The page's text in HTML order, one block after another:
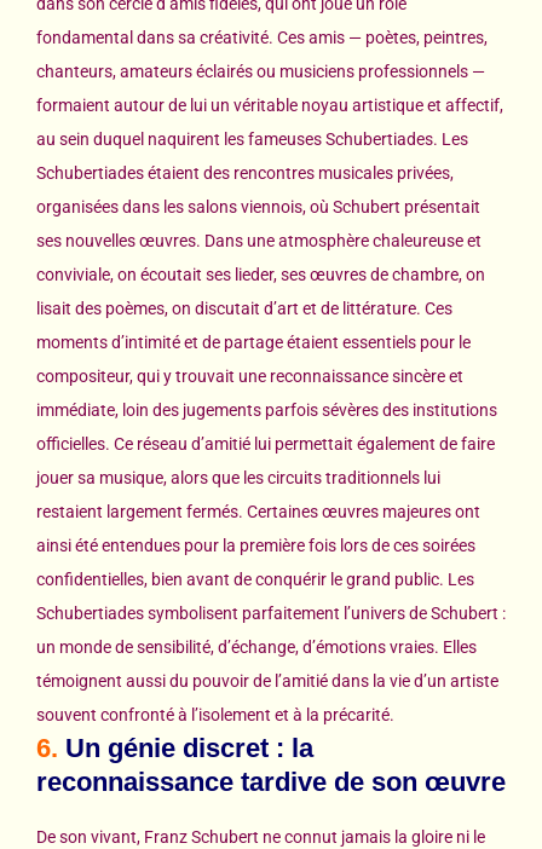
fondamental dans sa créativité. Ces amis — poètes, peintres,
chanteurs, amateurs éclairés ou musiciens professionnels —
formaient autour de lui un véritable noyau artistique et affectif,
au sein duquel naquirent les fameuses Schubertiades. Les
Schubertiades étaient des rencontres musicales privées,
organisées dans les salons viennois, où Schubert présentait
ses nouvelles œuvres. Dans une atmosphère chaleureuse et
conviviale, on écoutait ses lieder, ses œuvres de chambre, on
lisait des poèmes, on discutait d’art et de littérature. Ces
moments d’intimité et de partage étaient essentiels pour le
compositeur, qui y trouvait une reconnaissance sincère et
immédiate, loin des jugements parfois sévères des institutions
officielles. Ce réseau d’amitié lui permettait également de faire
jouer sa musique, alors que les circuits traditionnels lui
restaient largement fermés. Certaines œuvres majeures ont
ainsi été entendues pour la première fois lors de ces soirées
confidentielles, bien avant de conquérir le grand public. Les
Schubertiades symbolisent parfaitement l’univers de Schubert :
un monde de sensibilité, d’échange, d’émotions vraies. Elles
témoignent aussi du pouvoir de l’amitié dans la vie d’un artiste
souvent confronté à l’isolement et à la précarité.
6. Un génie discret : la
reconnaissance tardive de son œuvre
De son vivant, Franz Schubert ne connut jamais la gloire ni le